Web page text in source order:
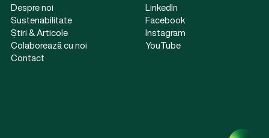
Despre noi
Sustenabilitate
Știri & Articole
Colaborează cu noi
Contact
LinkedIn
Facebook
Instagram
YouTube